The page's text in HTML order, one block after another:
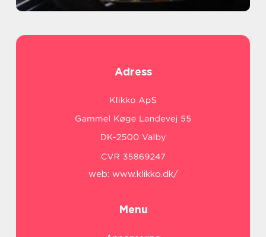
Adress
web: www.klikko.dk/
Menu